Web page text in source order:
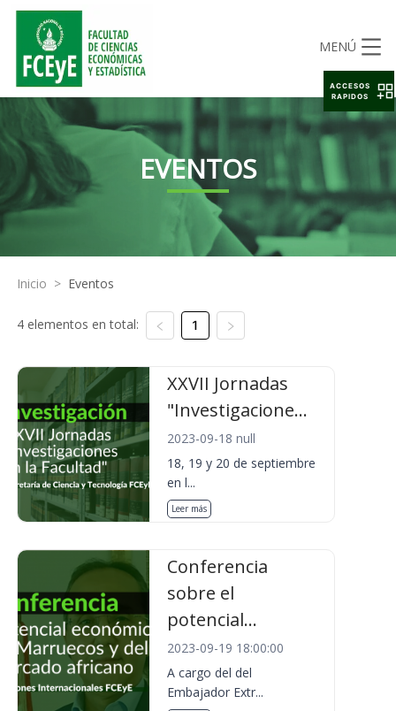
MENÚ
EVENTOS
Inicio > Eventos
4 elementos en total: 1
XXVII Jornadas
"Investigacione...
2023-09-18 null
18, 19 y 20 de septiembre
en l...
Leer más
Conferencia
sobre el
potencial...
2023-09-19 18:00:00
A cargo del del
Embajador Extr...
ACCESOS
RAPIDOS